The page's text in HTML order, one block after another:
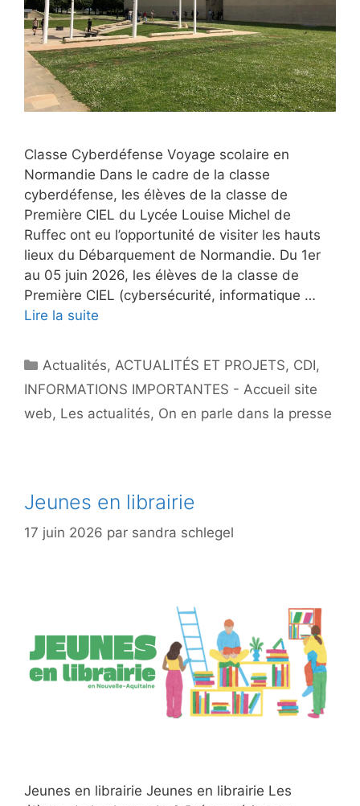
Classe Cyberdéfense Voyage scolaire en
Normandie Dans le cadre de la classe
cyberdéfense, les élèves de la classe de
Première CIEL du Lycée Louise Michel de
Ruffec ont eu l’opportunité de visiter les hauts
lieux du Débarquement de Normandie. Du 1er
au 05 juin 2026, les élèves de la classe de
Première CIEL (cybersécurité, informatique …
Lire la suite
Catégories
Actualités, ACTUALITÉS ET PROJETS, CDI,
INFORMATIONS IMPORTANTES - Accueil site
web, Les actualités, On en parle dans la presse
Jeunes en librairie
17 juin 2026 par sandra schlegel
Jeunes en librairie Jeunes en librairie Les